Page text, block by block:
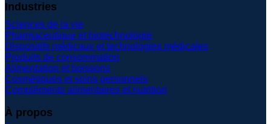
Industries
Sciences de la vie
Pharmaceutique et biotechnologie
Dispositifs médicaux et technologies médicales
Produits de consommation
Alimentation et boissons
Cosmétiques et soins personnels
Compléments alimentaires et nutrition
À propos